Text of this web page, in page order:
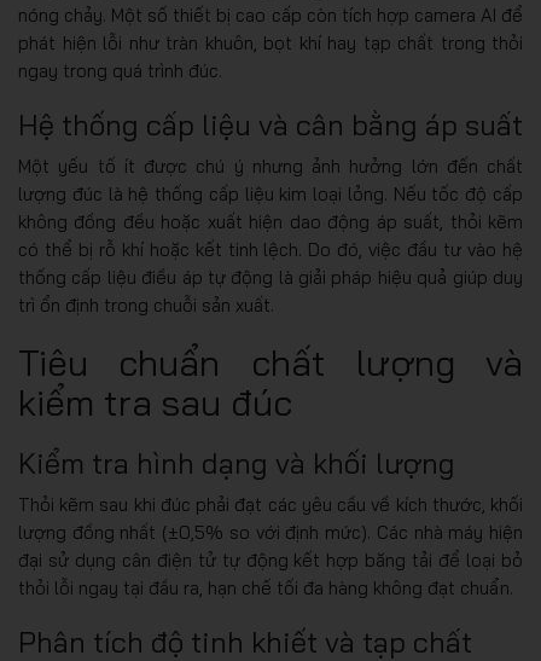
nóng chảy. Một số thiết bị cao cấp còn tích hợp camera AI để
phát hiện lỗi như tràn khuôn, bọt khí hay tạp chất trong thỏi
ngay trong quá trình đúc.
Hệ thống cấp liệu và cân bằng áp suất
Một yếu tố ít được chú ý nhưng ảnh hưởng lớn đến chất
lượng đúc là hệ thống cấp liệu kim loại lỏng. Nếu tốc độ cấp
không đồng đều hoặc xuất hiện dao động áp suất, thỏi kẽm
có thể bị rỗ khí hoặc kết tinh lệch. Do đó, việc đầu tư vào hệ
thống cấp liệu điều áp tự động là giải pháp hiệu quả giúp duy
trì ổn định trong chuỗi sản xuất.
Tiêu chuẩn chất lượng và
kiểm tra sau đúc
Kiểm tra hình dạng và khối lượng
Thỏi kẽm sau khi đúc phải đạt các yêu cầu về kích thước, khối
lượng đồng nhất (±0,5% so với định mức). Các nhà máy hiện
đại sử dụng cân điện tử tự động kết hợp băng tải để loại bỏ
thỏi lỗi ngay tại đầu ra, hạn chế tối đa hàng không đạt chuẩn.
Phân tích độ tinh khiết và tạp chất